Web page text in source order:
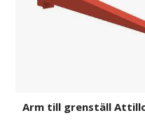
Arm till grenställ